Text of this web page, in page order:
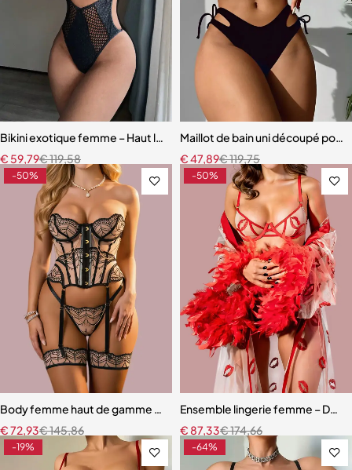
Bikini exotique femme – Haut licou et bas assorti, look audacieux et
€119,58
€ 59,79
Maillot de bain uni découpé pour
€119,75
€47,89
-50%
Body femme haut de gamme – Lingerie en maille au design raffiné
€145,86
€72,93
-50%
Ensemble lingerie femme –
€174,66
€ 87,33
-19% -64%